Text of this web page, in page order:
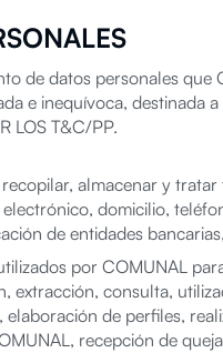
de datos personales que
e inequívoca, destinada
LOS T&C/PP.
almacenar y
domicilio,
de entidades
por COMUNAL
extracción, consulta,
de perfiles,
recepción de